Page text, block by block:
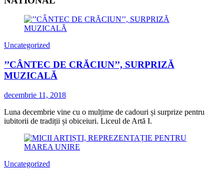
Uncategorized
’’CÂNTEC DE CRĂCIUN’’, SURPRIZĂ
MUZICALĂ
decembrie 11, 2018
Luna decembrie vine cu o mulțime de cadouri și surprize pentru
iubitorii de tradiții și obiceiuri. Liceul de Artă I.
Uncategorized